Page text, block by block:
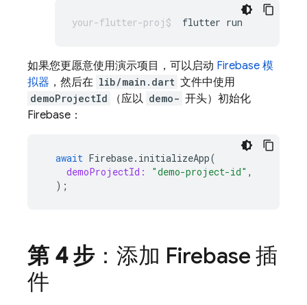
flutter
如果您更愿意使用演示项目，可以启动 Firebase 模
拟器 ，然后在 lib/main.dart 文件中使用
demoProjectId （应以 demo- 开头）初始化
Firebase：
await Firebase. initializeApp(
demoProjectId:
"demo-project-id" ,
);
第 4 步 ：添加 Firebase 插
件